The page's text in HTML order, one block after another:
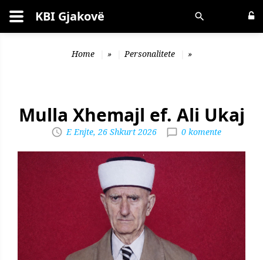
Kërko KBI Gjakovë
Home » Personalitete »
Mulla Xhemajl ef. Ali Ukaj
E Enjte, 26 Shkurt 2026 0 komente